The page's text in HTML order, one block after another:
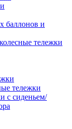
баллонов и
тележки
тележки
с сиденьем/